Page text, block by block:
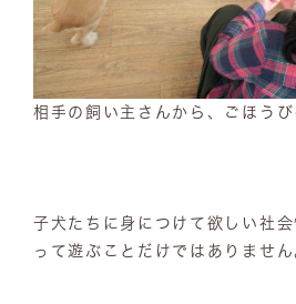
相手の飼い主さんから、ごほうび
子犬たちに身につけて欲しい社
って遊ぶことだけではありません